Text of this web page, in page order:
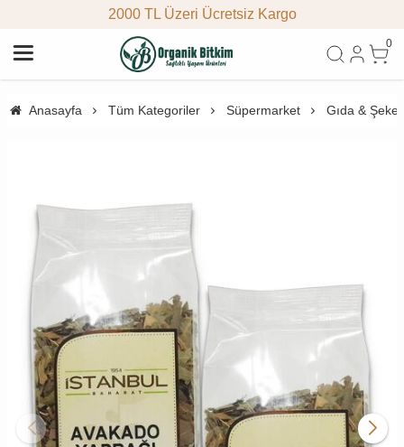
2000 TL Üzeri Ücretsiz Kargo
0
Anasayfa Tüm Kategoriler Süpermarket Gıda &